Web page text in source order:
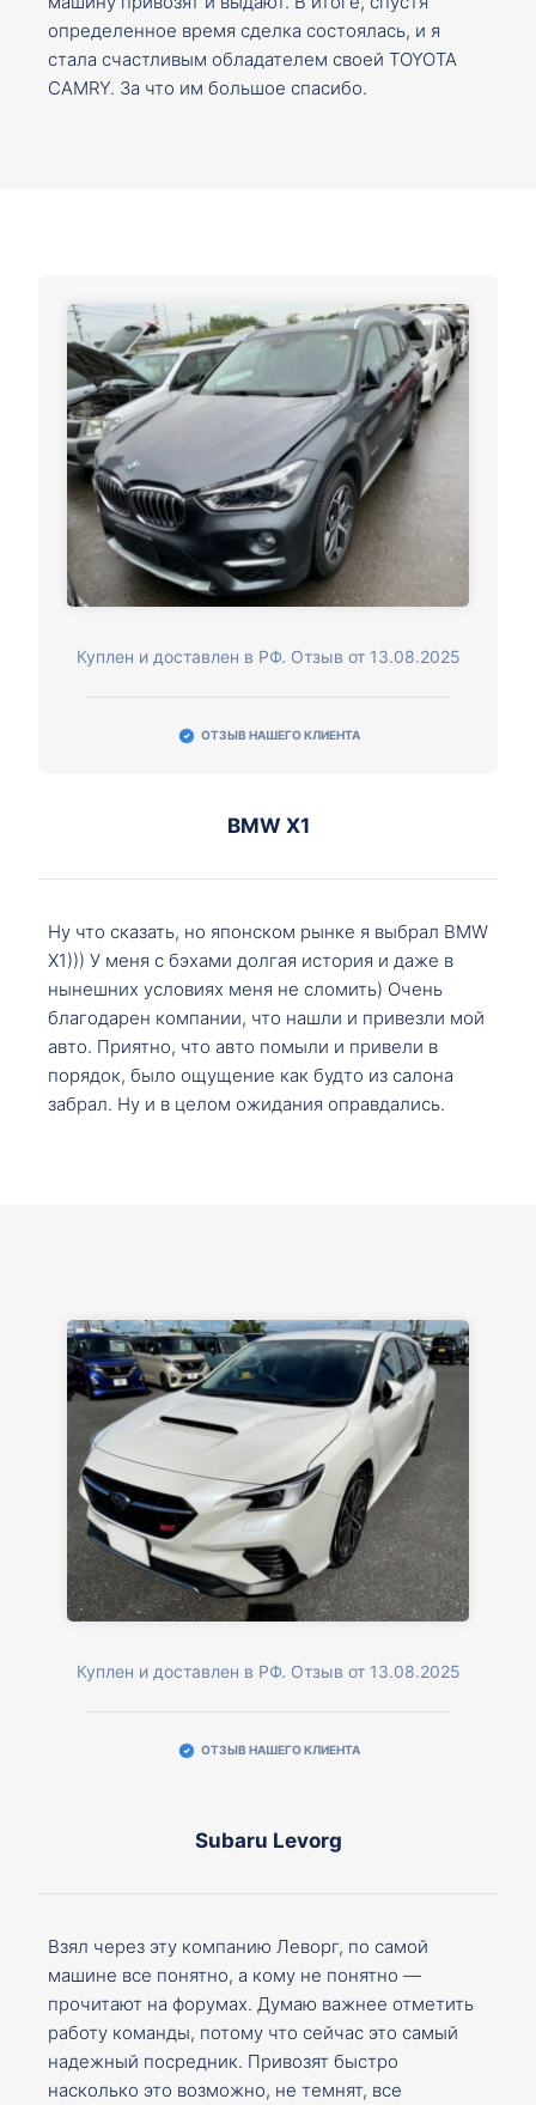
определенное время сделка состоялась, и я
стала счастливым обладателем своей TOYOTA
CAMRY. За что им большое спасибо.
Куплен и доставлен в РФ. Отзыв от 13.08.2025
ОТЗЫВ НАШЕГО КЛИЕНТА
BMW X1
Ну что сказать, но японском рынке я выбрал BMW
X1))) У меня с бэхами долгая история и даже в
нынешних условиях меня не сломить) Очень
благодарен компании, что нашли и привезли мой
авто. Приятно, что авто помыли и привели в
порядок, было ощущение как будто из салона
забрал. Ну и в целом ожидания оправдались.
Куплен и доставлен в РФ. Отзыв от 13.08.2025
ОТЗЫВ НАШЕГО КЛИЕНТА
Subaru Levorg
Взял через эту компанию Леворг, по самой
машине все понятно, а кому не понятно —
прочитают на форумах. Думаю важнее отметить
работу команды, потому что сейчас это самый
надежный посредник. Привозят быстро
насколько это возможно, не темнят, все